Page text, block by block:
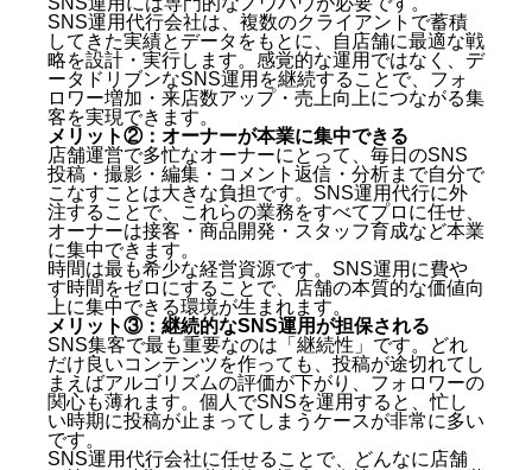
SNS運用代行会社は、複数のクライアントで蓄積
してきた実績とデータをもとに、自店舗に最適な戦
略を設計・実行します。感覚的な運用ではなく、デ
ータドリブンなSNS運用を継続することで、フォ
ロワー増加・来店数アップ・売上向上につながる集
客を実現できます。
メリット②：オーナーが本業に集中できる
店舗運営で多忙なオーナーにとって、毎日のSNS
投稿・撮影・編集・コメント返信・分析まで自分で
こなすことは大きな負担です。SNS運用代行に外
注することで、これらの業務をすべてプロに任せ、
オーナーは接客・商品開発・スタッフ育成など本業
に集中できます。
時間は最も希少な経営資源です。SNS運用に費や
す時間をゼロにすることで、店舗の本質的な価値向
上に集中できる環境が生まれます。
メリット③：継続的なSNS運用が担保される
SNS集客で最も重要なのは「継続性」です。どれ
だけ良いコンテンツを作っても、投稿が途切れてし
まえばアルゴリズムの評価が下がり、フォロワーの
関心も薄れます。個人でSNSを運用すると、忙し
い時期に投稿が止まってしまうケースが非常に多い
です。
SNS運用代行会社に任せることで、どんなに店舗